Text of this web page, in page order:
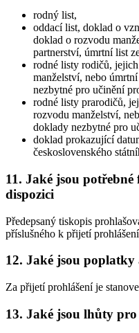
rodný list,
oddací list, doklad o
doklad o rozvodu
partnerství, úmrtní list
rodné listy rodičů,
manželství, nebo
nezbytné pro učinění
rodné listy prarodičů,
rozvodu manželství,
doklady nezbytné pro
doklad prokazující
československého
11. Jaké jsou
dispozici
Předepsaný tiskopis
příslušného k přijetí
12. Jaké jsou
Za přijetí prohlášení je
13. Jaké jsou lhůty